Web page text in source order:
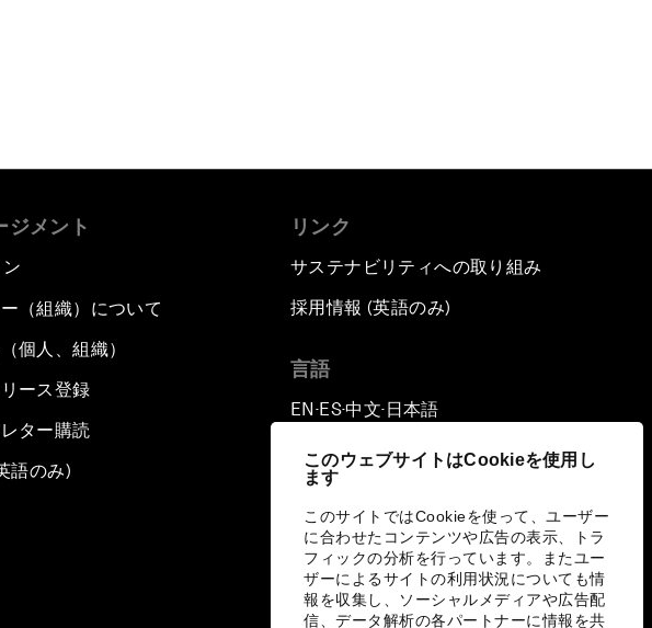
このウェブサイトはCookieを使用し
ます
このサイトではCookieを使って、ユーザー
に合わせたコンテンツや広告の表示、トラ
フィックの分析を行っています。またユー
ザーによるサイトの利用状況についても情
報を収集し、ソーシャルメディアや広告配
信、データ解析の各パートナーに情報を共
ジメント
（組織）について
個人、組織）
ース登録
ター購読
語のみ)
リンク
サステナビリティへの取り組み
採用情報 (英語のみ)
言語
EN ▪ ES▪中文▪ 日本語